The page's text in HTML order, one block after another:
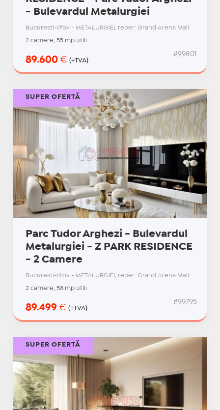
- Bulevardul Metalurgiei
Bucuresti-Ilfov - METALURGIEI, reper: Grand Arena Mall
2 camere, 55 mp utili
89.600 € (+TVA)
#99801
Parc Tudor Arghezi - Bulevardul
Metalurgiei - Z PARK RESIDENCE
- 2 Camere
Bucuresti-Ilfov - METALURGIEI, reper: Grand Arena Mall
2 camere, 58 mp utili
89.499 € (+TVA)
#99795
SUPER OFERTĂ
SUPER OFERTĂ